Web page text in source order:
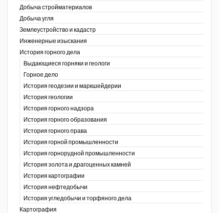
Добыча стройматериалов
Добыча угля
Землеустройство и кадастр
Инженерные изыскания
История горного дела
Выдающиеся горняки и геологи
Горное дело
История геодезии и маркшейдерии
История геологии
История горного надзора
История горного образования
История горного права
История горной промышленности
История горнорудной промышленности
История золота и драгоценных камней
История картографии
История нефтедобычи
История угледобычи и торфяного дела
Картография
PWC